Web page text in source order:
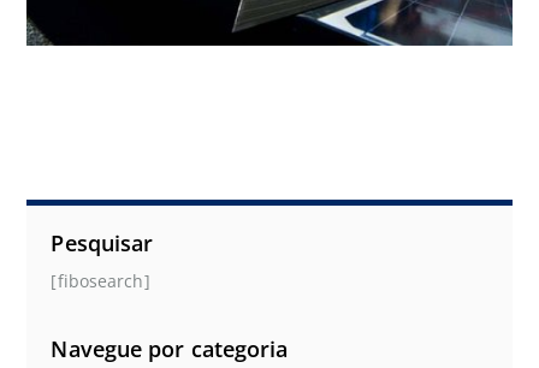
Pesquisar
[fibosearch]
Navegue por categoria